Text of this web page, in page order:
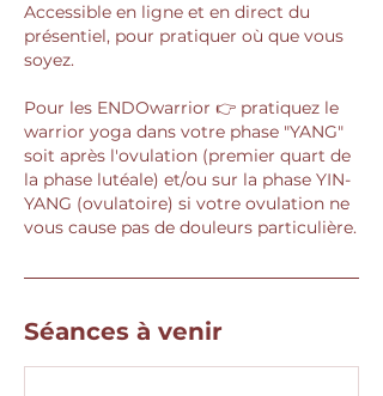
Accessible en ligne et en direct du
présentiel, pour pratiquer où que vous
soyez.
Pour les ENDOwarrior 👉️ pratiquez le
warrior yoga dans votre phase "YANG"
soit après l'ovulation (premier quart de
la phase lutéale) et/ou sur la phase YIN-
YANG (ovulatoire) si votre ovulation ne
vous cause pas de douleurs particulière.
Séances à venir